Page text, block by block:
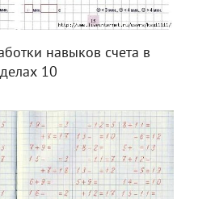
навыков счета в
10